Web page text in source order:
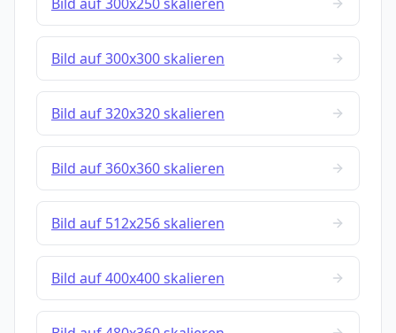
Bild auf 300x300 skalieren
Bild auf 320x320 skalieren
Bild auf 360x360 skalieren
Bild auf 512x256 skalieren
Bild auf 400x400 skalieren